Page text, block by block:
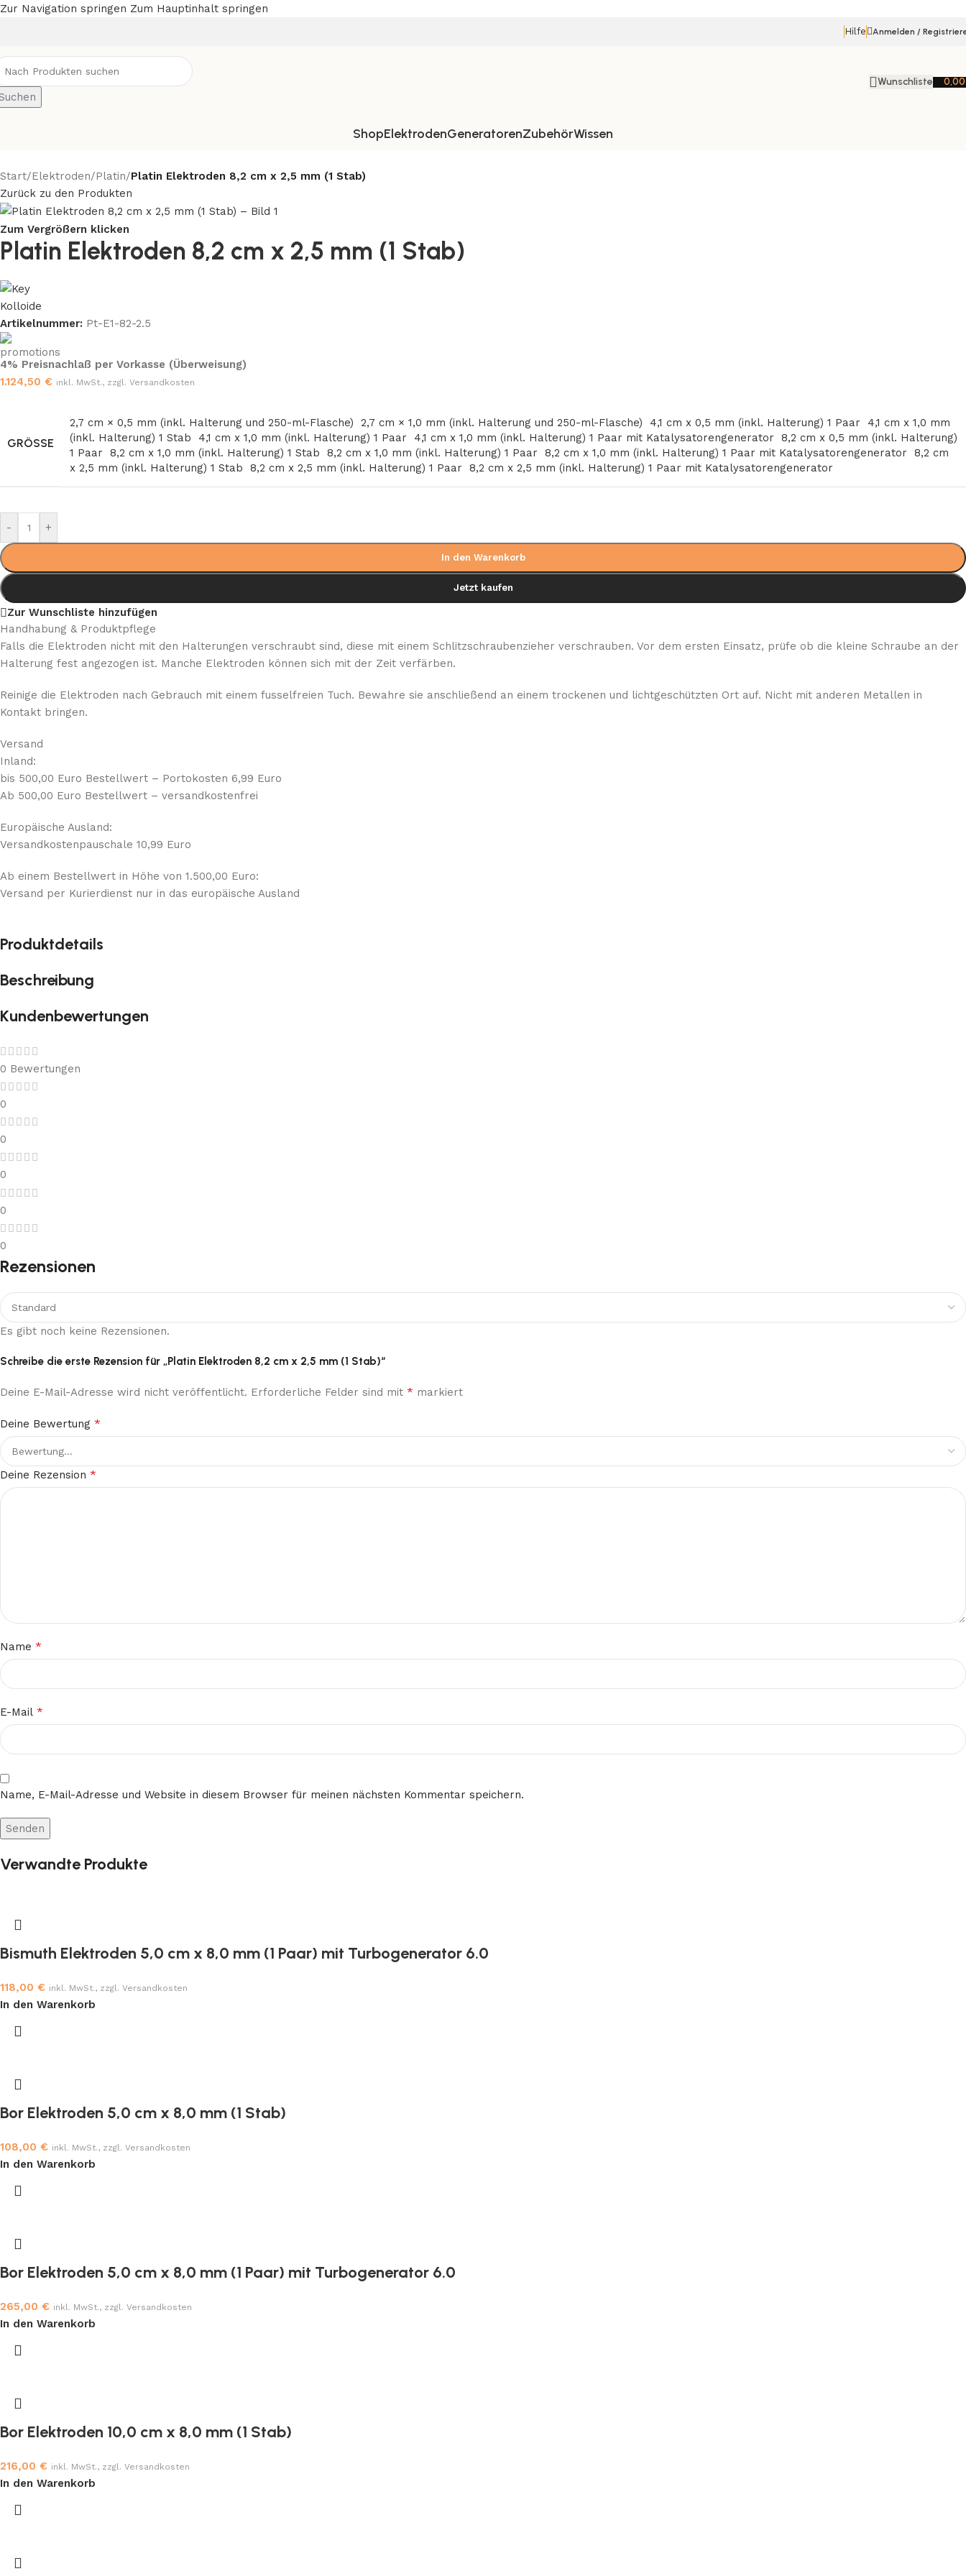
Zur Navigation springen Zum Hauptinhalt springen
Hilfe Anmelden /
Wunschliste
ShopElektrodenGeneratorenZubehörWissen
Start/Elektroden/Platin/Platin Elektroden 8,2 cm x 2,5 mm (1 Stab)
Zurück zu den Produkten
Zum Vergrößern klicken
Platin Elektroden 8,2 cm x 2,5 mm (1 Stab)
Artikelnummer: Pt-E1-82-2.5
4% Preisnachlaß per Vorkasse (Überweisung)
1.124,50 € inkl. MwSt., zzgl. Versandkosten
GRÖSSE
2,7 cm × 0,5 mm (inkl. Halterung und 250-ml-Flasche) 2,7 cm × 1,0 mm (inkl. Halterung und 250-ml-Flasche) 4,1 cm x 0,5 mm (inkl. Halterung) 1 Paar
4,1 cm x 1,0 mm
(inkl. Halterung) 1 Stab
4,1 cm x 1,0 mm (inkl. Halterung) 1 Paar 4,1 cm x 1,0 mm (inkl. Halterung) 1 Paar mit Katalysatorengenerator
8,2 cm x 0,5 mm (inkl. Halterung)
1 Paar
8,2 cm x 1,0 mm (inkl. Halterung) 1 Stab 8,2 cm x 1,0 mm (inkl. Halterung) 1 Paar 8,2 cm x 1,0 mm (inkl. Halterung) 1 Paar mit Katalysatorengenerator
8,2 cm
x 2,5 mm (inkl. Halterung) 1 Stab
8,2 cm x 2,5 mm (inkl. Halterung) 1 Paar 8,2 cm x 2,5 mm (inkl. Halterung) 1 Paar mit Katalysatorengenerator
- +
In den Warenkorb
Jetzt kaufen
Zur Wunschliste hinzufügen
Handhabung & Produktpflege
Falls die Elektroden nicht mit den Halterungen verschraubt sind, diese mit einem Schlitzschraubenzieher verschrauben. Vor dem ersten Einsatz, prüfe ob die kleine Schraube an der
Halterung fest angezogen ist. Manche Elektroden können sich mit der Zeit verfärben.
Reinige die Elektroden nach Gebrauch mit einem fusselfreien Tuch. Bewahre sie anschließend an einem trockenen und lichtgeschützten Ort auf. Nicht mit anderen Metallen in
Kontakt bringen.
Versand
Inland:
bis 500,00 Euro Bestellwert – Portokosten 6,99 Euro
Ab 500,00 Euro Bestellwert – versandkostenfrei
Europäische Ausland:
Versandkostenpauschale 10,99 Euro
Ab einem Bestellwert in Höhe von 1.500,00 Euro:
Versand per Kurierdienst nur in das europäische Ausland
Produktdetails
Beschreibung
Kundenbewertungen
0 Bewertungen
0
0
0
0
0
Rezensionen
Es gibt noch keine Rezensionen.
Schreibe die erste Rezension für „Platin Elektroden 8,2 cm x 2,5 mm (1 Stab)“
Deine E-Mail-Adresse wird nicht veröffentlicht. Erforderliche Felder sind mit * markiert
Deine Bewertung *
Deine Rezension *
Name *
E-Mail *
Name, E-Mail-Adresse und Website in diesem Browser für meinen nächsten Kommentar speichern.
Verwandte Produkte
Bismuth Elektroden 5,0 cm x 8,0 mm (1 Paar) mit Turbogenerator 6.0
118,00 € inkl. MwSt., zzgl. Versandkosten
In den Warenkorb
Bor Elektroden 5,0 cm x 8,0 mm (1 Stab)
108,00 € inkl. MwSt., zzgl. Versandkosten
In den Warenkorb
Bor Elektroden 5,0 cm x 8,0 mm (1 Paar) mit Turbogenerator 6.0
265,00 € inkl. MwSt., zzgl. Versandkosten
In den Warenkorb
Bor Elektroden 10,0 cm x 8,0 mm (1 Stab)
216,00 € inkl. MwSt., zzgl. Versandkosten
In den Warenkorb